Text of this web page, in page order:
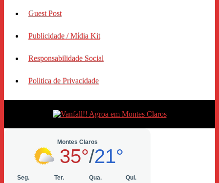
Guest Post
Publicidade / Mídia Kit
Responsabilidade Social
Politica de Privacidade